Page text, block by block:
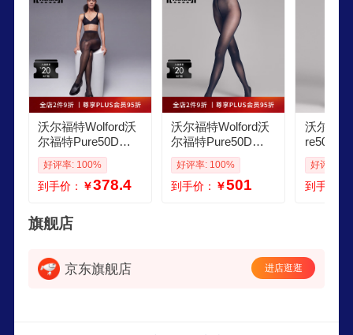
它家最忠实的用户。
沃尔福特Wolford沃
尔福特Pure50D秋
季柔软舒适连裤黑
色丝袜子女14434 7
005 黑色 S
好评率: 100%
到手价： ￥378.4
沃尔福特Wolford沃
尔福特Pure50D秋
季柔软舒适连裤黑
色丝袜子女14434 5
280 蓝色 XL
好评率: 100%
到手价： ￥501
沃尔福
re50D秋
连裤黑
005 黑色
好评率:
到手价：
旗舰店
京东旗舰店 进店逛逛